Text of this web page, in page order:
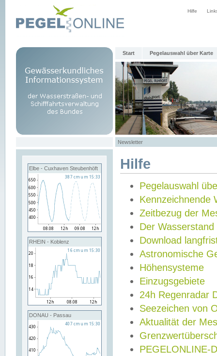
Hilfe
Start Pegelauswahl über Karte
Newsletter
Elbe - Cuxhaven Steubenhöft
RHEIN - Koblenz
DONAU - Passau
Hilfe
Pegelauswahl
Kennzeichnende
Zeitbezug der
Der Wasserstand
Download
Astronomische
Höhensysteme
Einzugsgebiete
24h Regenradar
Seezeichen von
Aktualität der
PEGELONLINE-